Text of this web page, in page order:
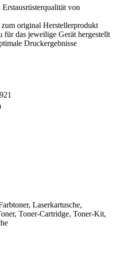
von
original Herstellerprodukt
für das jeweilige Gerät hergestellt
Druckergebnisse
Laserkartusche,
Toner-Cartridge, Toner-Kit,